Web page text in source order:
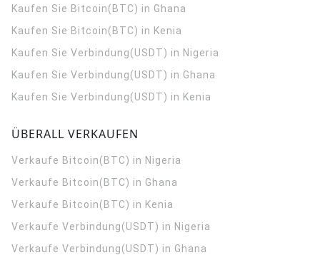
Kaufen Sie Bitcoin(BTC) in Ghana
Kaufen Sie Bitcoin(BTC) in Kenia
Kaufen Sie Verbindung(USDT) in Nigeria
Kaufen Sie Verbindung(USDT) in Ghana
Kaufen Sie Verbindung(USDT) in Kenia
ÜBERALL VERKAUFEN
Verkaufe Bitcoin(BTC) in Nigeria
Verkaufe Bitcoin(BTC) in Ghana
Verkaufe Bitcoin(BTC) in Kenia
Verkaufe Verbindung(USDT) in Nigeria
Verkaufe Verbindung(USDT) in Ghana